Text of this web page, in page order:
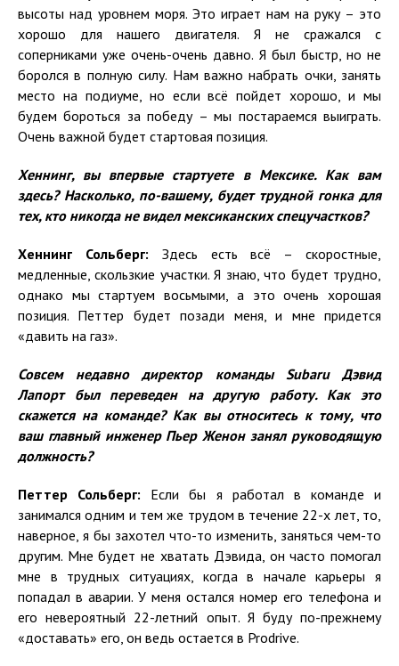
высоты над уровнем моря. Это играет нам на руку – это
хорошо для нашего двигателя. Я не сражался с
соперниками уже очень-очень давно. Я был быстр, но не
боролся в полную силу. Нам важно набрать очки, занять
место на подиуме, но если всё пойдет хорошо, и мы
будем бороться за победу – мы постараемся выиграть.
Очень важной будет стартовая позиция.
Хеннинг, вы впервые стартуете в Мексике. Как вам
здесь? Насколько, по-вашему, будет трудной гонка для
тех, кто никогда не видел мексиканских спецучастков?
Хеннинг Сольберг: Здесь есть всё – скоростные,
медленные, скользкие участки. Я знаю, что будет трудно,
однако мы стартуем восьмыми, а это очень хорошая
позиция. Петтер будет позади меня, и мне придется
«давить на газ».
Совсем недавно директор команды Subaru Дэвид
Лапорт был переведен на другую работу. Как это
скажется на команде? Как вы относитесь к тому, что
ваш главный инженер Пьер Женон занял руководящую
должность?
Петтер Сольберг: Если бы я работал в команде и
занимался одним и тем же трудом в течение 22-х лет, то,
наверное, я бы захотел что-то изменить, заняться чем-то
другим. Мне будет не хватать Дэвида, он часто помогал
мне в трудных ситуациях, когда в начале карьеры я
попадал в аварии. У меня остался номер его телефона и
его невероятный 22-летний опыт. Я буду по-прежнему
«доставать» его, он ведь остается в Prodrive.